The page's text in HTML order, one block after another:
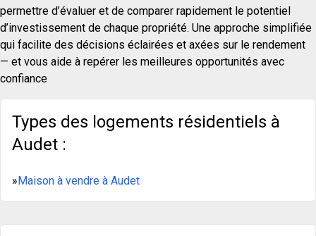
permettre d’évaluer et de comparer rapidement le potentiel
d’investissement de chaque propriété. Une approche simplifiée
qui facilite des décisions éclairées et axées sur le rendement
— et vous aide à repérer les meilleures opportunités avec
confiance
Types des logements résidentiels à
Audet :
»Maison à vendre à Audet